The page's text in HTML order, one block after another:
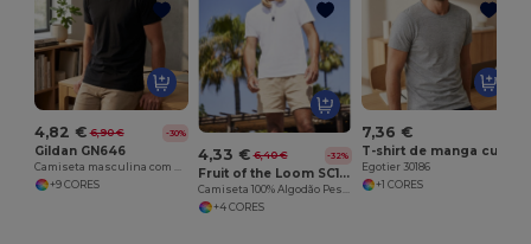
4,82 € 6,90 € -30%
Gildan GN646
Camiseta masculina com decote em V 100% algodão
+9 CORES
4,33 € 6,40 € -32%
Fruit of the Loom SC190
Camiseta 100% Algodão Pesado
+4 CORES
7,36 €
Egotier 30186
+1 CORES